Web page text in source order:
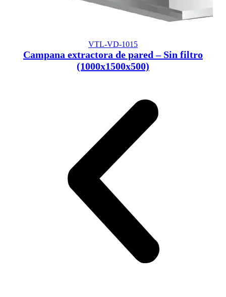
VTL-VD-1015
Campana extractora de pared – Sin filtro
(1000x1500x500)